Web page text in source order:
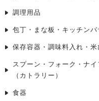
調理用品
包丁・まな板・キッチンバ
保存容器・調味料入れ・米
スプーン・フォーク・ナイ
（カトラリー）
食器